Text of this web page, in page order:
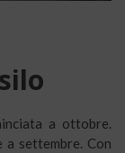
a ottobre.
a settembre. Con